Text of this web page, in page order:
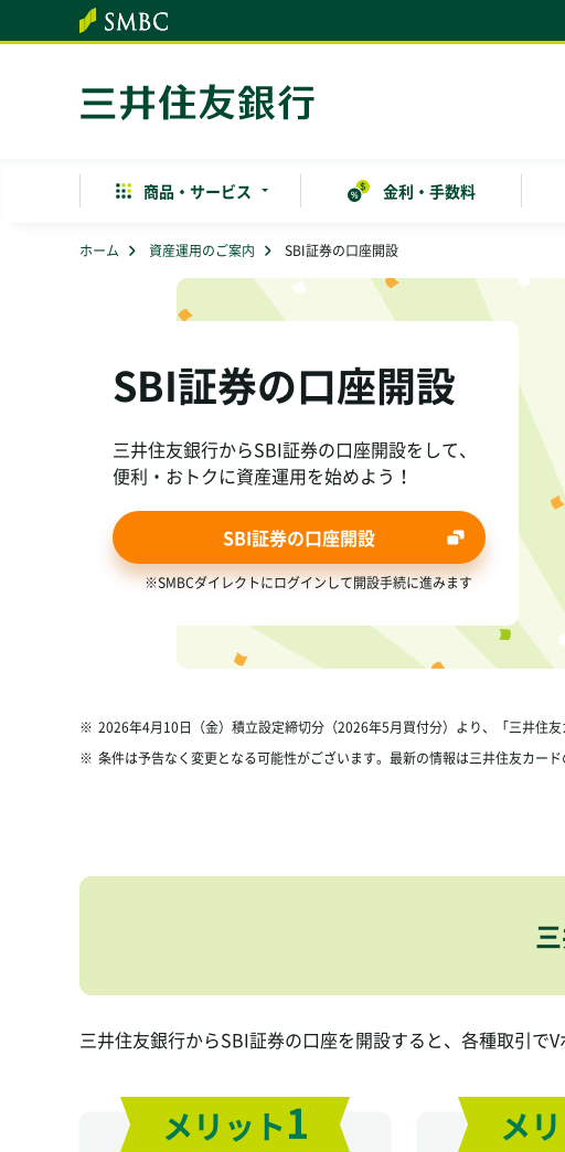
商品・ サービス 金利・手数料
ホーム 資産運用のご案内 SBI証券の口座開設
SBI証券の口座開設
三井住友銀行からSBI証券の口座開設をして、
便利・おトクに資産運用を始めよう！
SBI証券の口座開設
※SMBCダイレクトにログインして開設手続に進みます
※ 2026年4月10日（金）積立設定締切分（2026年5月買付分）より、「三井住
※ 条件は予告なく変更となる可能性がございます。最新の情報は三井住友カード
三井住友銀行からSBI証券の口座を開設すると、各種取引でV
メリット1 メ